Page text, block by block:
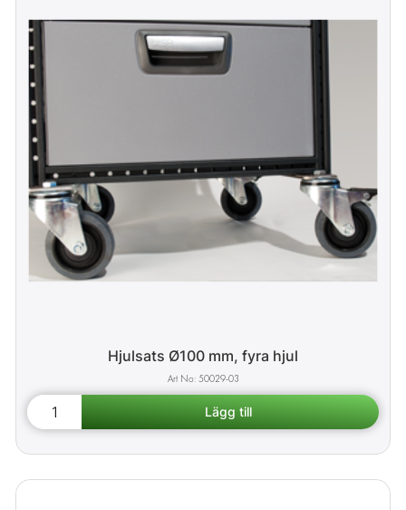
Hjulsats Ø100 mm, fyra hjul
50029-03